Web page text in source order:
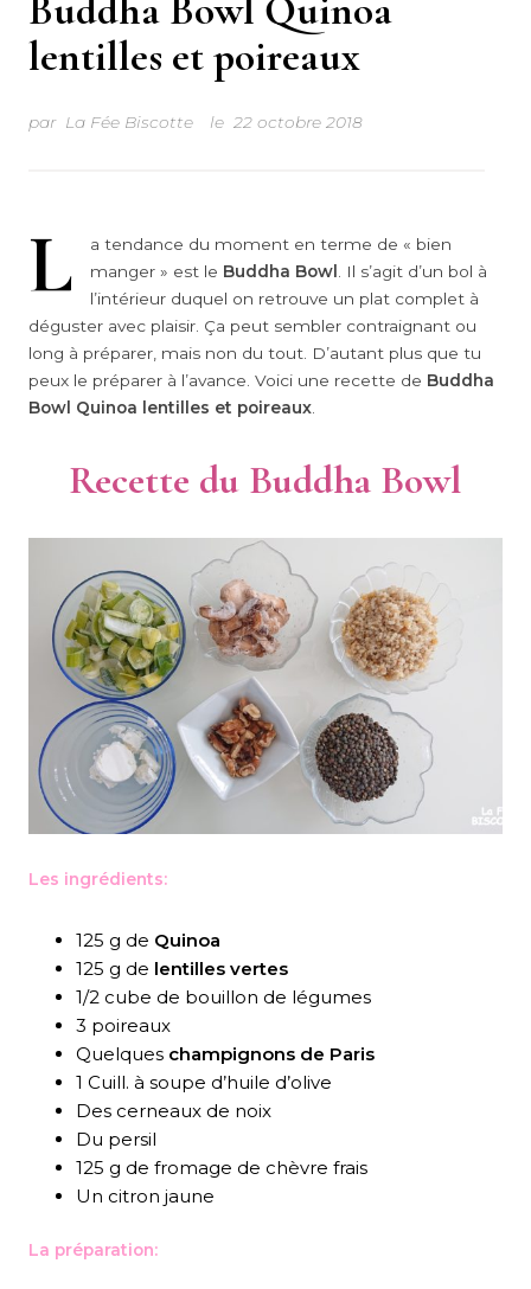
Buddha Bowl Quinoa
lentilles et poireaux
par La Fée Biscotte le 22 octobre 2018
L
a tendance du moment en terme de « bien
manger » est le Buddha Bowl
. Il s’agit d’un bol à
l’intérieur duquel on retrouve un plat complet à
déguster avec plaisir. Ça peut sembler contraignant ou
long à préparer, mais non du tout. D’autant plus que tu
peux le préparer à l’avance. Voici une recette de Buddha
Bowl Quinoa lentilles et poireaux
Recette du Buddha Bowl
Les ingrédients:
125 g de Quinoa
125 g de lentilles vertes
1/2 cube de bouillon de légumes
3 poireaux
Quelques champignons de Paris
1 Cuill. à soupe d’huile d’olive
Des cerneaux de noix
Du persil
125 g de fromage de chèvre frais
Un citron jaune
La préparation: